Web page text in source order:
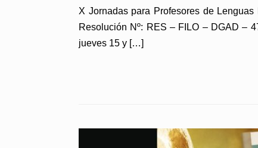
X Jornadas para Profesores de
Resolución Nº: RES – FILO – DGAD –
jueves 15 y […]